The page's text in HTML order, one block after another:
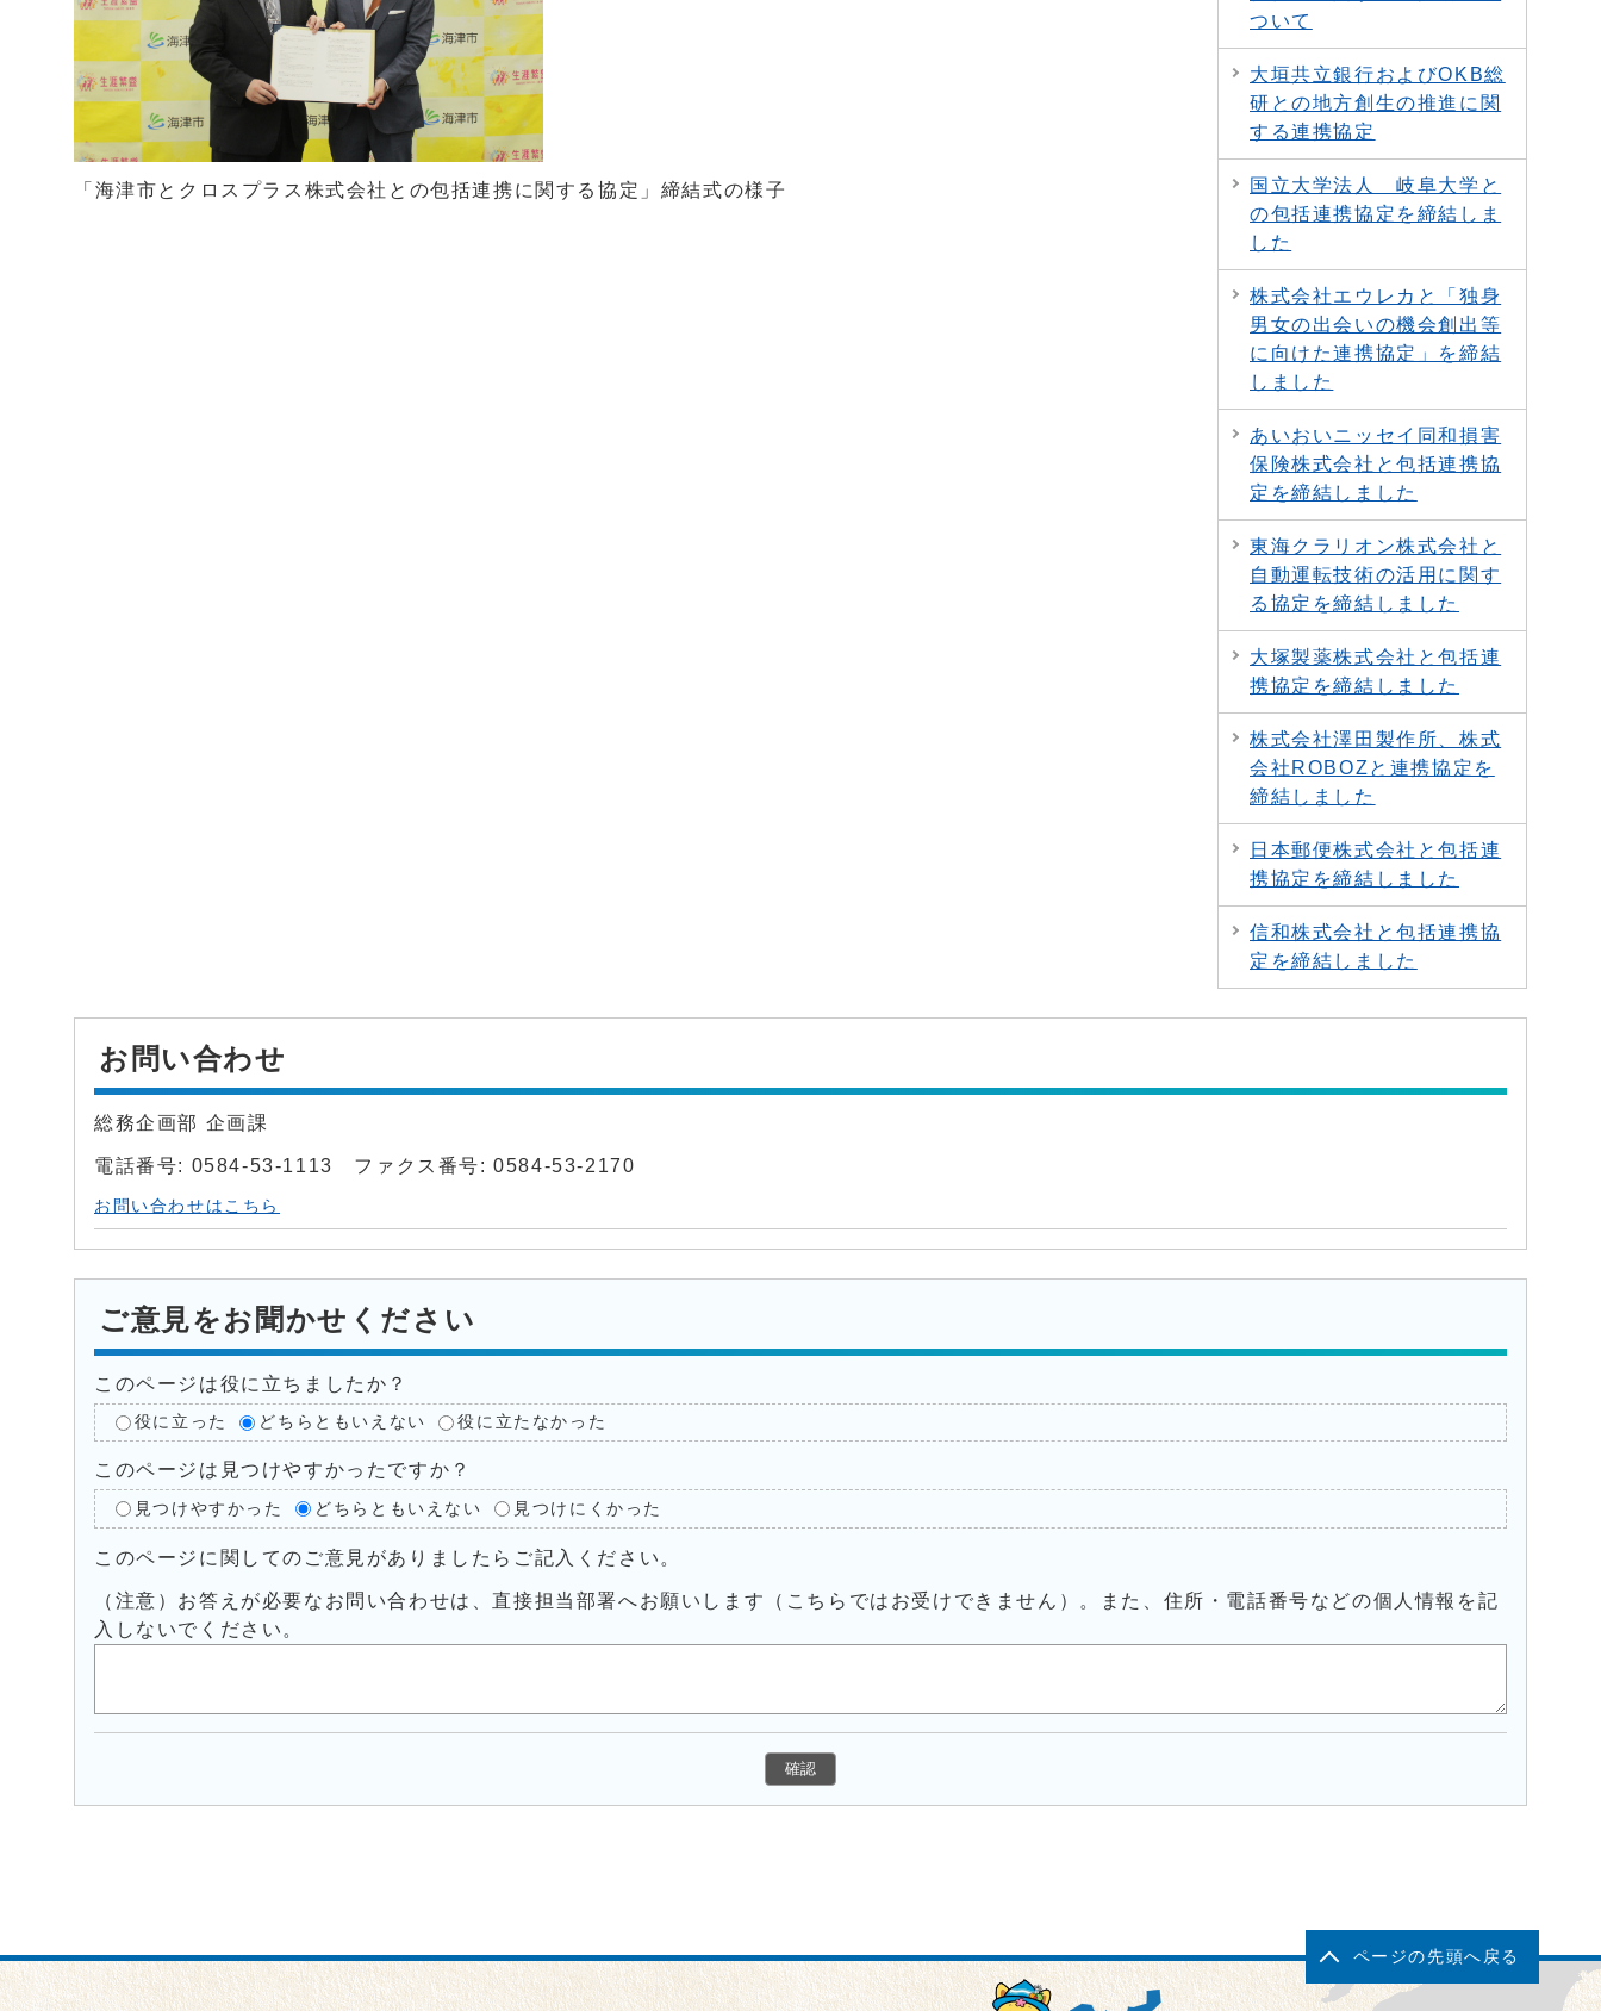
「海津市とクロスプラス株式会社との包括連携に関する協定」締結式の様子
ついて
大垣共立銀行およびOKB総
研との地方創生の推進に関
する連携協定
国立大学法人 岐阜大学と
の包括連携協定を締結しま
した
株式会社エウレカと「独身
男女の出会いの機会創出等
に向けた連携協定」を締結
しました
あいおいニッセイ同和損害
保険株式会社と包括連携協
定を締結しました
東海クラリオン株式会社と
自動運転技術の活用に関す
る協定を締結しました
大塚製薬株式会社と包括連
携協定を締結しました
株式会社澤田製作所、株式
会社ROBOZと連携協定を
締結しました
日本郵便株式会社と包括連
携協定を締結しました
信和株式会社と包括連携協
定を締結しました
お問い合わせ
総務企画部 企画課
電話番号: 0584-53-1113 ファクス番号: 0584-53-2170
お問い合わせはこちら
ご意見をお聞かせください
このページは役に立ちましたか？
役に立った どちらともいえない 役に立たなかった
このページは見つけやすかったですか？
見つけやすかった どちらともいえない 見つけにくかった
このページに関してのご意見がありましたらご記入ください。
（注意）お答えが必要なお問い合わせは、直接担当部署へお願いします（こちらではお受けできません）。また、住所・電話番号などの個人情報を記
入しないでください。
ページの先頭へ戻る